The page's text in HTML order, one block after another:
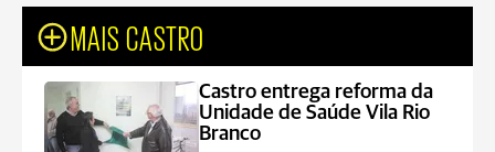
MAIS CASTRO
Castro entrega reforma da
Unidade de Saúde Vila Rio
Branco